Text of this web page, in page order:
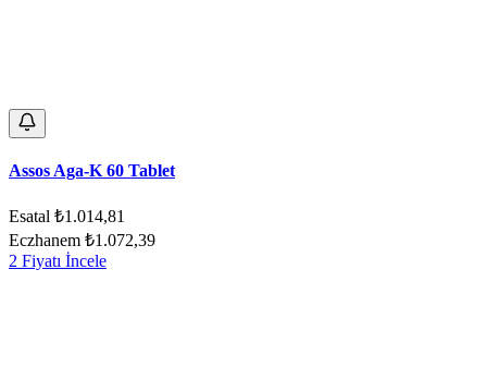
Assos Aga-K 60 Tablet
Esatal ₺1.014,81
Eczhanem ₺1.072,39
2 Fiyatı İncele